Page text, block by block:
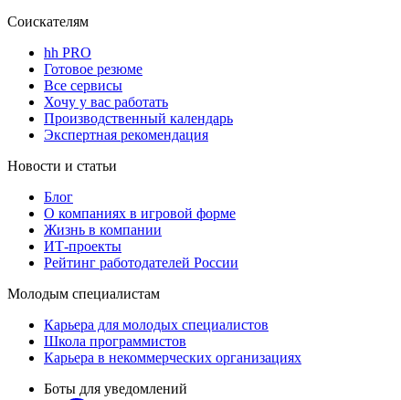
Соискателям
hh PRO
Готовое резюме
Все сервисы
Хочу у вас работать
Производственный календарь
Экспертная рекомендация
Новости и статьи
Блог
О компаниях в игровой форме
Жизнь в компании
ИТ-проекты
Рейтинг работодателей России
Молодым специалистам
Карьера для молодых специалистов
Школа программистов
Карьера в некоммерческих организациях
Боты для уведомлений